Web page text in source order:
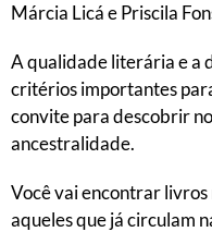
Márcia Licá e Priscila
A qualidade literária e a
critérios importantes
convite para descobrir
ancestralidade.
Você vai encontrar livros
aqueles que já circulam